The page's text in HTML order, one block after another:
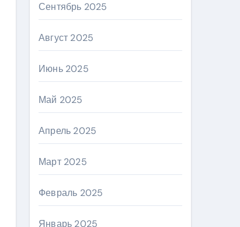
Сентябрь 2025
Август 2025
Июнь 2025
Май 2025
Апрель 2025
Март 2025
Февраль 2025
Январь 2025